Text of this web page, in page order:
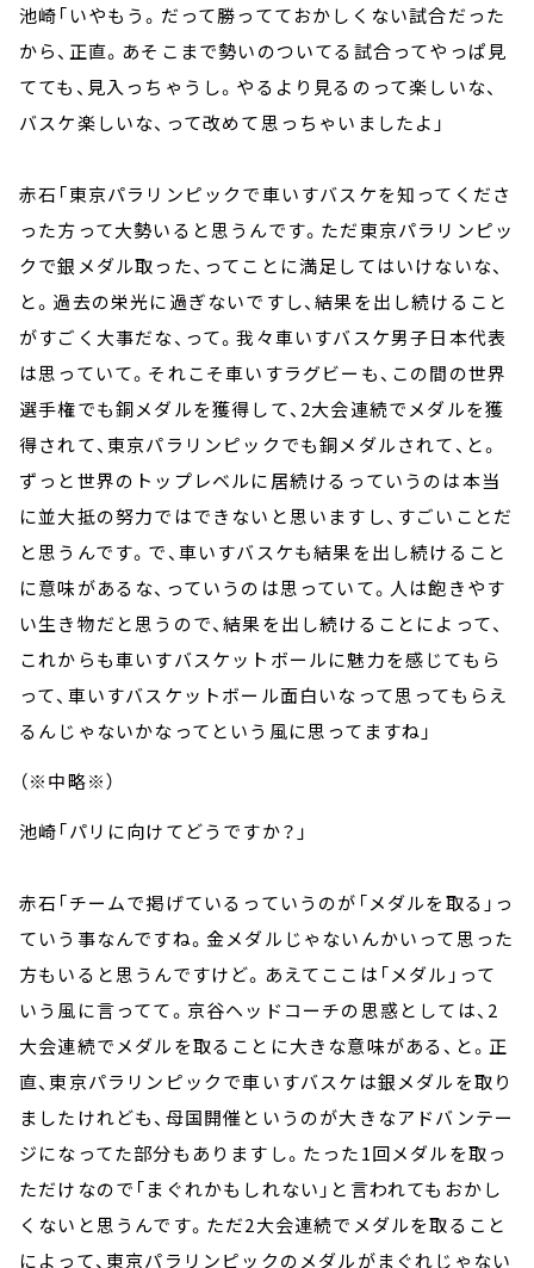
池崎「いやもう。だって勝ってておかしくない試合だった
から、正直。あそこまで勢いのついてる試合ってやっぱ見
てても、見入っちゃうし。やるより見るのって楽しいな、
バスケ楽しいな、って改めて思っちゃいましたよ」
赤石「東京パラリンピックで車いすバスケを知ってくださ
った方って大勢いると思うんです。ただ東京パラリンピッ
クで銀メダル取った、ってことに満足してはいけないな、
と。過去の栄光に過ぎないですし、結果を出し続けること
がすごく大事だな、って。我々車いすバスケ男子日本代表
は思っていて。それこそ車いすラグビーも、この間の世界
選手権でも銅メダルを獲得して、2大会連続でメダルを獲
得されて、東京パラリンピックでも銅メダルされて、と。
ずっと世界のトップレベルに居続けるっていうのは本当
に並大抵の努力ではできないと思いますし、すごいことだ
と思うんです。で、車いすバスケも結果を出し続けること
に意味があるな、っていうのは思っていて。人は飽きやす
い生き物だと思うので、結果を出し続けることによって、
これからも車いすバスケットボールに魅力を感じてもら
って、車いすバスケットボール面白いなって思ってもらえ
るんじゃないかなってという風に思ってますね」
（※中略※）
池崎「パリに向けてどうですか？」
赤石「チームで掲げているっていうのが「メダルを取る」っ
ていう事なんですね。金メダルじゃないんかいって思った
方もいると思うんですけど。あえてここは「メダル」って
いう風に言ってて。京谷ヘッドコーチの思惑としては、2
大会連続でメダルを取ることに大きな意味がある、と。正
直、東京パラリンピックで車いすバスケは銀メダルを取り
ましたけれども、母国開催というのが大きなアドバンテー
ジになってた部分もありますし。たった1回メダルを取っ
ただけなので「まぐれかもしれない」と言われてもおかし
くないと思うんです。ただ2大会連続でメダルを取ること
によって、東京パラリンピックのメダルがまぐれじゃない